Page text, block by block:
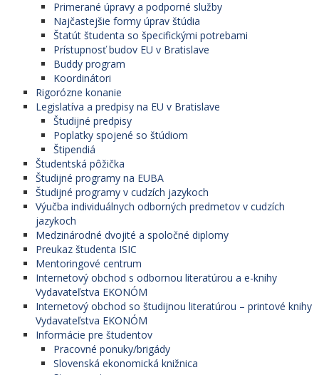
Primerané úpravy a podporné služby
Najčastejšie formy úprav štúdia
Štatút študenta so špecifickými potrebami
Prístupnosť budov EU v Bratislave
Buddy program
Koordinátori
Rigorózne konanie
Legislatíva a predpisy na EU v Bratislave
Študijné predpisy
Poplatky spojené so štúdiom
Štipendiá
Študentská pôžička
Študijné programy na EUBA
Študijné programy v cudzích jazykoch
Výučba individuálnych odborných predmetov v cudzích
jazykoch
Medzinárodné dvojité a spoločné diplomy
Preukaz študenta ISIC
Mentoringové centrum
Internetový obchod s odbornou literatúrou a e-knihy
Vydavateľstva EKONÓM
Internetový obchod so študijnou literatúrou – printové knihy
Vydavateľstva EKONÓM
Informácie pre študentov
Pracovné ponuky/brigády
Slovenská ekonomická knižnica